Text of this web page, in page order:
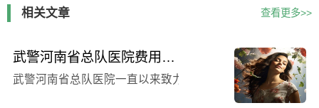
相关文章 查看更多>>
武警河南省总队医院费用表感恩巨献，肖家良医生简介
武警河南省总队医院一直以来致力于为患者提供优质的医疗